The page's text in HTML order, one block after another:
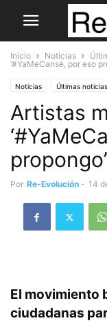
Inicio Noticias
‘#YaMeCansé, por eso
Noticias Últimas noticias
Artistas
propongo’
Por Re-Evolución - 14
El movimiento
ciudadanas